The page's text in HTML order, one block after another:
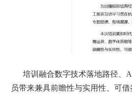
培训融合数字技术落地路径、
员带来兼具前瞻性与实用性、可